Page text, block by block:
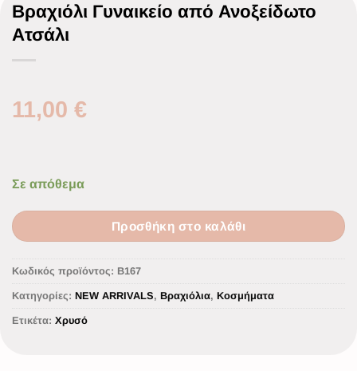
Βραχιόλι Γυναικείο από Ανοξείδωτο
Ατσάλι
11,00 €
Σε απόθεμα
Προσθήκη στο καλάθι
Κωδικός προϊόντος: B167
Κατηγορίες: NEW ARRIVALS, Βραχιόλια, Κοσμήματα
Ετικέτα: Χρυσό